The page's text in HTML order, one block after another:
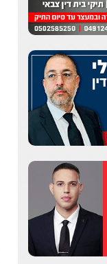
עו"ד
וחקירות
ג'לג'ולי
מעצרים וחקירות
אסירים
שרון
צבאי מעצרים